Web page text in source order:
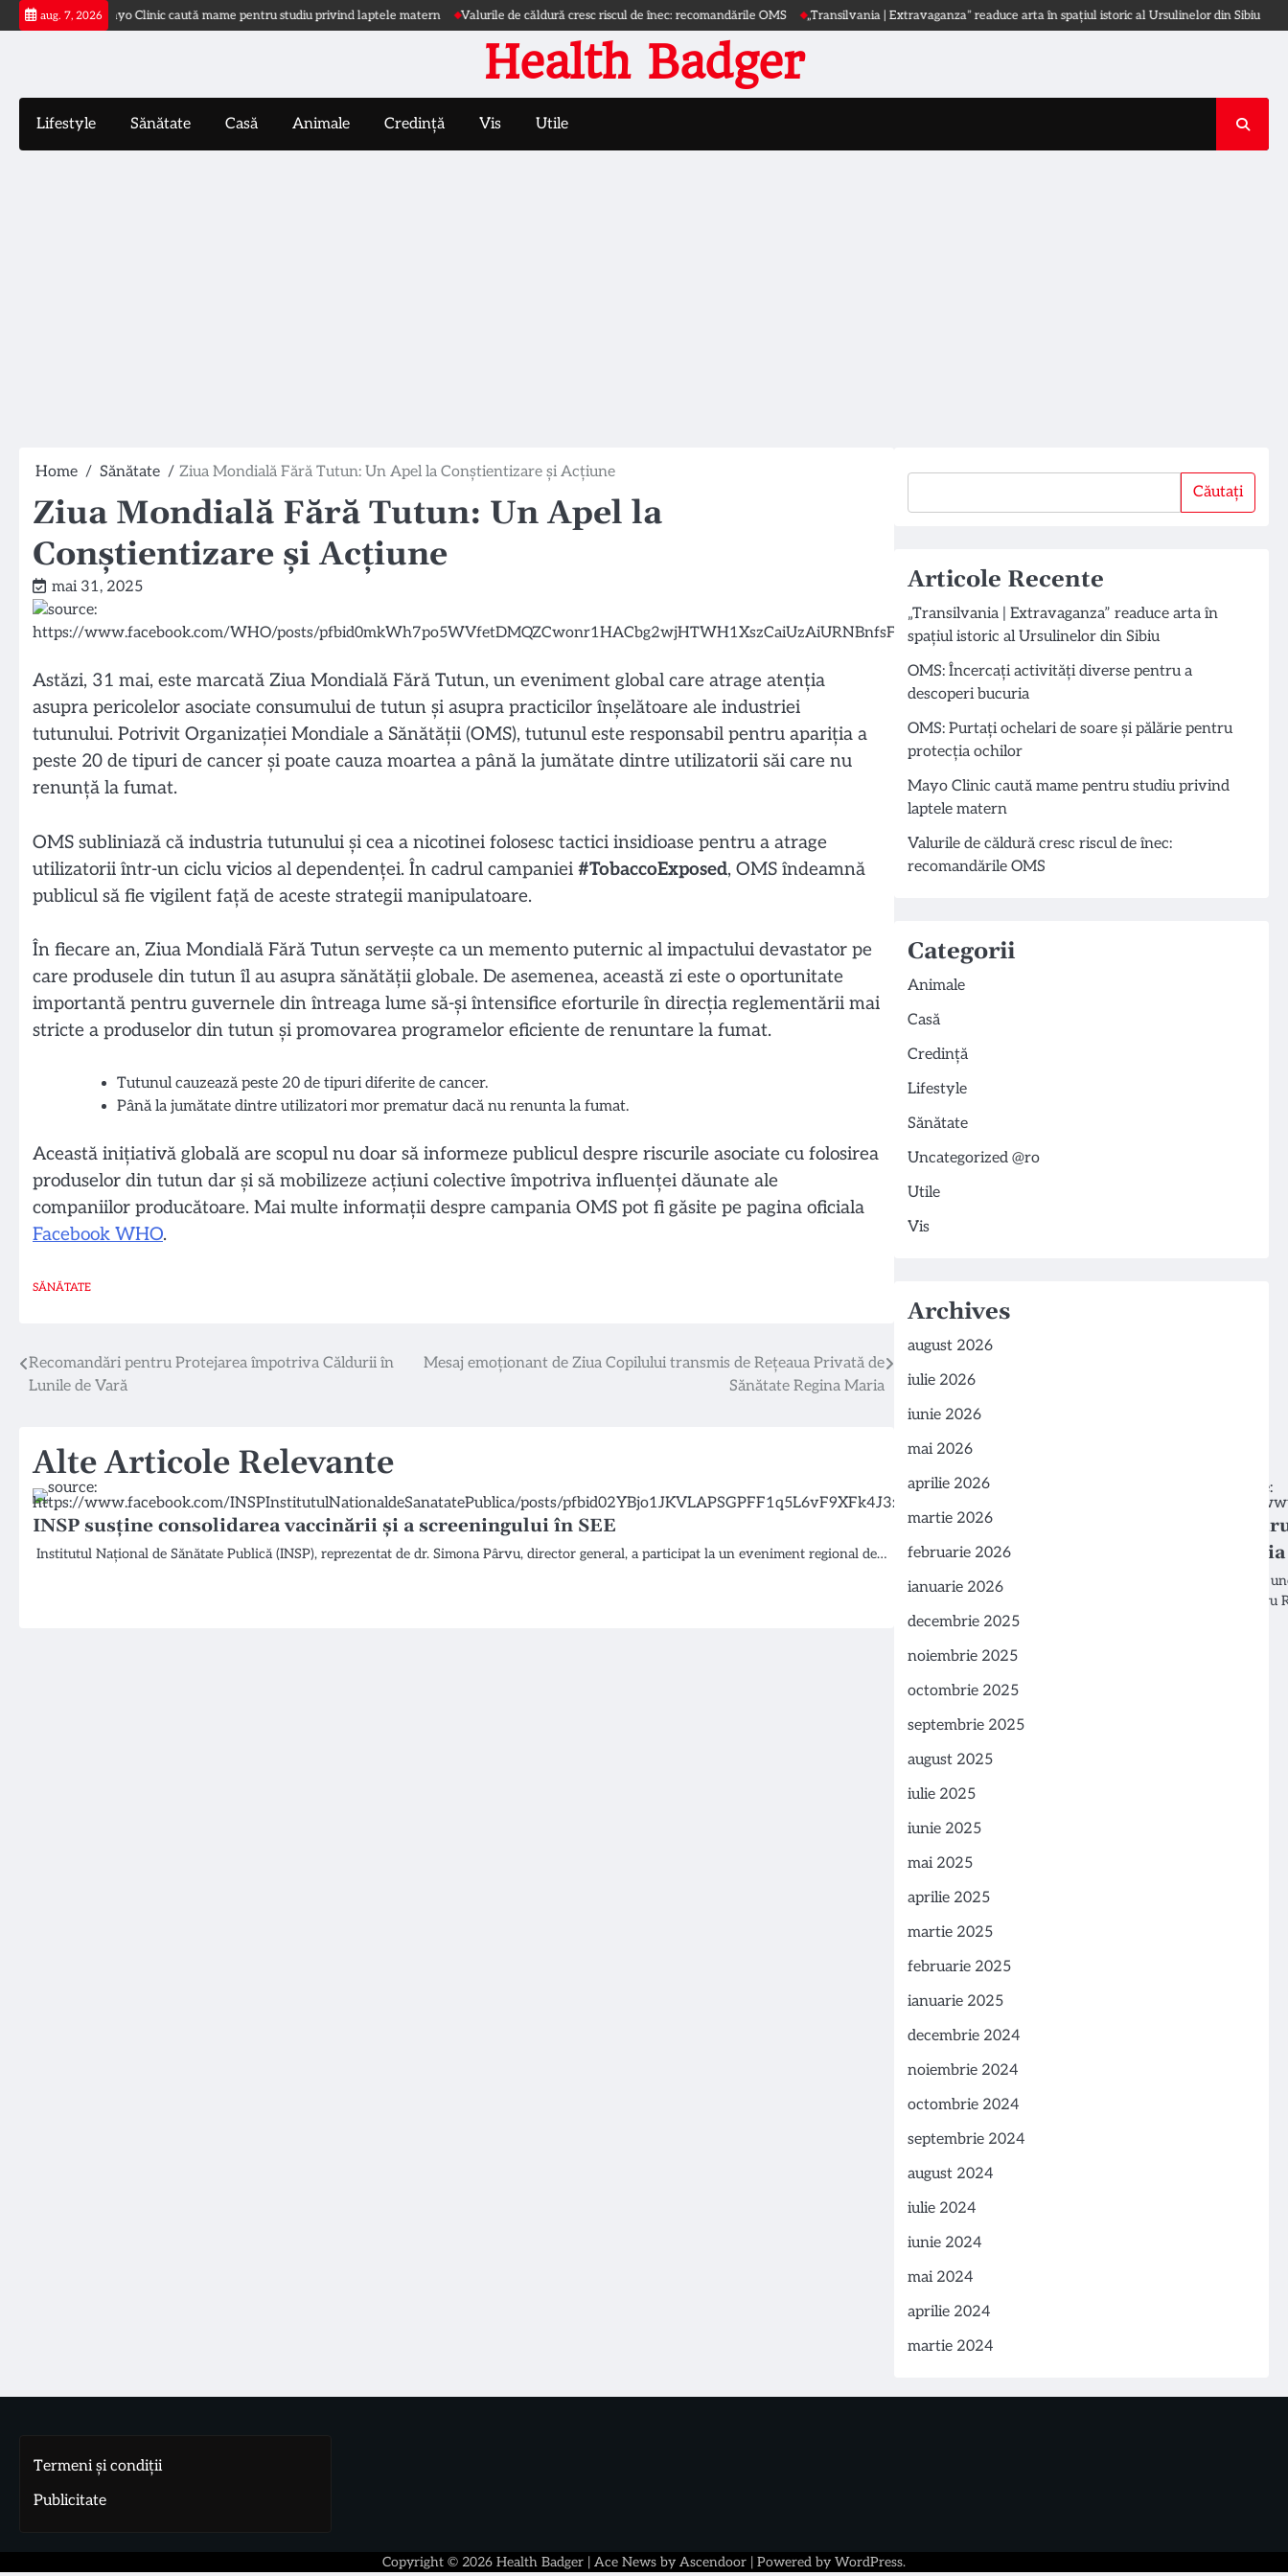
Skip
to
aug. 7, 2026
ochilor Mayo Clinic caută mame pentru studiu privind laptele matern Valurile de căldură cresc riscul de înec: recomandările OMS „Transilvania | Extravaganza” readuce arta în spațiul istoric al Ursulinelor din Sibiu OMS:
Health Badger
Lifestyle Sănătate Casă Animale Credință Vis Utile
Home Sănătate Ziua Mondială Fără Tutun: Un Apel la Conștientizare și Acțiune
Ziua Mondială Fără Tutun: Un Apel la
Conștientizare și Acțiune
mai 31, 2025
Astăzi, 31 mai, este marcată Ziua Mondială Fără Tutun, un eveniment global care atrage atenția
asupra pericolelor asociate consumului de tutun și asupra practicilor înșelătoare ale industriei
tutunului. Potrivit Organizației Mondiale a Sănătății (OMS), tutunul este responsabil pentru apariția a
peste 20 de tipuri de cancer și poate cauza moartea a până la jumătate dintre utilizatorii săi care nu
renunță la fumat.
OMS subliniază că industria tutunului și cea a nicotinei folosesc tactici insidioase pentru a atrage
utilizatorii într-un ciclu vicios al dependenței. În cadrul campaniei #TobaccoExposed, OMS îndeamnă
publicul să fie vigilent față de aceste strategii manipulatoare.
În fiecare an, Ziua Mondială Fără Tutun servește ca un memento puternic al impactului devastator pe
care produsele din tutun îl au asupra sănătății globale. De asemenea, această zi este o oportunitate
importantă pentru guvernele din întreaga lume să-și întensifice eforturile în direcția reglementării mai
stricte a produselor din tutun și promovarea programelor eficiente de renuntare la fumat.
Tutunul cauzează peste 20 de tipuri diferite de cancer.
Până la jumătate dintre utilizatori mor prematur dacă nu renunta la fumat.
Această inițiativă globală are scopul nu doar să informeze publicul despre riscurile asociate cu folosirea
produselor din tutun dar și să mobilizeze acțiuni colective împotriva influenței dăunate ale
companiilor producătoare. Mai multe informații despre campania OMS pot fi găsite pe pagina oficiala
Facebook WHO.
SĂNĂTATE
Navigare
Recomandări pentru Protejarea împotriva Căldurii în
Lunile de Vară
Mesaj emoționant de Ziua Copilului transmis de Rețeaua Privată de
Sănătate Regina Maria
Alte Articole Relevante
INSP susține consolidarea vaccinării și a screeningului în SEE
Institutul Național de Sănătate Publică (INSP), reprezentat de dr. Simona Pârvu, director general, a participat la un eveniment regional de…
În cadrul
Alexandru
Căutați
Articole Recente
„Transilvania | Extravaganza” readuce arta în
spațiul istoric al Ursulinelor din Sibiu
OMS: Încercați activități diverse pentru a
descoperi bucuria
OMS: Purtați ochelari de soare și pălărie pentru
protecția ochilor
Mayo Clinic caută mame pentru studiu privind
laptele matern
Valurile de căldură cresc riscul de înec:
recomandările OMS
Categorii
Animale
Casă
Credință
Lifestyle
Sănătate
Uncategorized @ro
Utile
Vis
Archives
august 2026
iulie 2026
iunie 2026
mai 2026
aprilie 2026
martie 2026
februarie 2026
ianuarie 2026
decembrie 2025
noiembrie 2025
octombrie 2025
septembrie 2025
august 2025
iulie 2025
iunie 2025
mai 2025
aprilie 2025
martie 2025
februarie 2025
ianuarie 2025
decembrie 2024
noiembrie 2024
octombrie 2024
septembrie 2024
august 2024
iulie 2024
iunie 2024
mai 2024
aprilie 2024
martie 2024
Termeni și condiții
Publicitate
Copyright © 2026 Health Badger | Ace News by Ascendoor | Powered by WordPress.